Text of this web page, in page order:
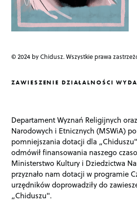
© 2024 by Chidusz. Wszystkie prawa
ZAWIESZENIE DZIAŁALNOŚCI
Departament Wyznań Religijnych
Narodowych i Etnicznych (MSWiA)
pomniejszania dotacji dla
odmówił finansowania naszego
Ministerstwo Kultury i Dziedzictwa
przyznało nam dotacji w programie
urzędników doprowadziły do
„Chiduszu".